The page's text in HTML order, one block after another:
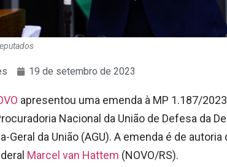
19 de setembro de 2023
apresentou uma emenda à MP 1.187/
Nacional da União de Defesa da
Geral da União (AGU). A emenda é de autoria
Marcel van Hattem (NOVO/RS).